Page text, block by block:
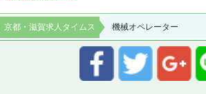
京都・滋賀求人タイムス 機械オペレーター